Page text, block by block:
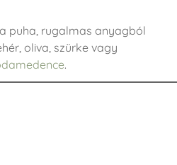
puha, rugalmas anyagból
oliva, szürke vagy
.